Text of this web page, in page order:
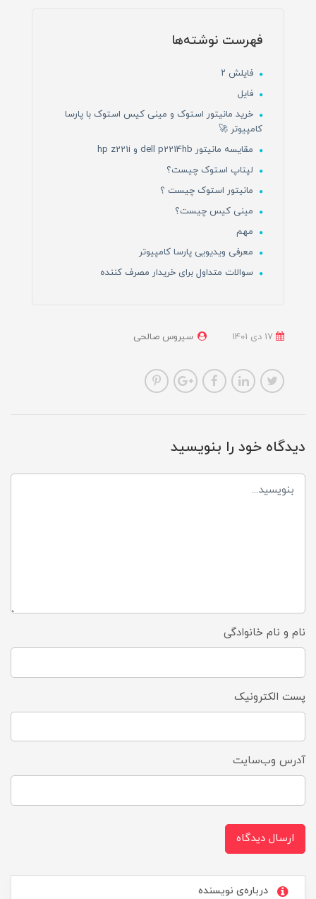
فهرست نوشته‌ها
فایلش ۲
فایل
خرید مانیتور استوک و مینی کیس استوک با پارسا
کامپیوتر 🚀
مقایسه مانیتور dell p2214hb و hp z221i
لپتاپ استوک چیست؟
مانیتور استوک چیست ؟
مینی کیس چیست؟
مهم
معرفی ویدیویی پارسا کامپیوتر
سوالات متداول برای خریدار مصرف کننده
سیروس صالحی
دیدگاه خود را بنویسید
نام و نام خانوادگی
پست الکترونیک
آدرس وب‌سایت
ارسال دیدگاه
درباره‌ی نویسنده